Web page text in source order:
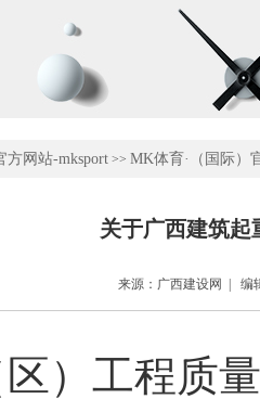
方网站-mksport >> MK体育·（国际）官方网站-
关于广西建筑起
来源：广西建设网 | 编
）工程质